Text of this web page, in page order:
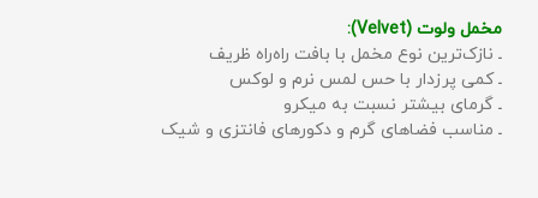
مخمل ولوت (Velvet):
ـ نازک‌ترین نوع مخمل با بافت راه‌راه ظریف
ـ کمی پرزدار با حس لمس نرم و لوکس
ـ گرمای بیشتر نسبت به میکرو
ـ مناسب فضاهای گرم و دکورهای فانتزی و شیک